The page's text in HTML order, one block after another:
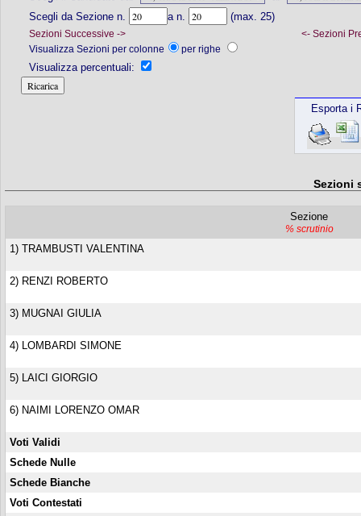
Scegli da Sezione n.
a n. (max. 25)
<- Sezioni
Sezioni Successive ->
Visualizza Sezioni per colonne
per righe
Visualizza percentuali:
Esporta i
Sezioni
Sezione
% scrutinio
1) TRAMBUSTI VALENTINA
2) RENZI ROBERTO
3) MUGNAI GIULIA
4) LOMBARDI SIMONE
5) LAICI GIORGIO
6) NAIMI LORENZO OMAR
Voti Validi
Schede Nulle
Schede Bianche
Voti Contestati